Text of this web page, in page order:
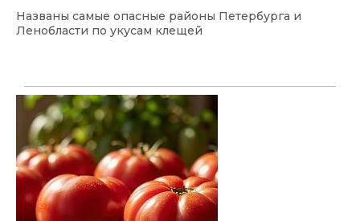
Названы самые опасные районы Петербурга и
Ленобласти по укусам клещей